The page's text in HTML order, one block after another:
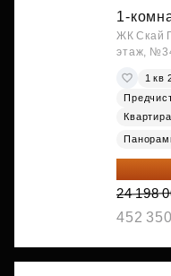
1-
ЖК Скай
этаж,
1 кв
20 084
24 198
452